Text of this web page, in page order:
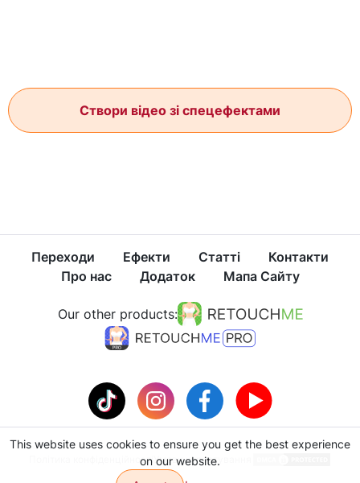
Створи відео зі спецефектами
Переходи Ефекти Статті
Контакти
Про нас
Додаток Мапа Сайту
Політика конфіденційності Умови користування
Our other products:
This website uses cookies to ensure you get the best experience
on our website.